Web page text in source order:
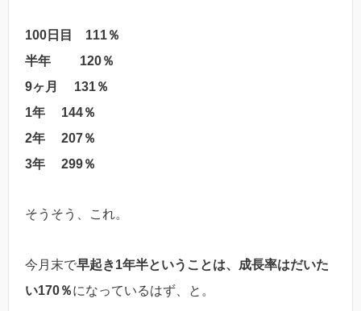
100日目 111％
半年 120％
9ヶ月 131％
1年 144％
2年 207％
3年 299％
そうそう、これ。
今月末で早起き1年半ということは、成長率はだいた
い170％になっているはず、と。